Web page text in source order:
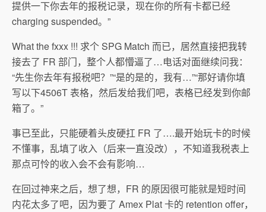
提供一下你去年的报税记录，现在你的所有卡都已经
charging suspended。”
What the fxxx !!! 求个 SPG Match 而已，居然直接把我转
接去了 FR 部门，整个人都懵逼了…电话对面继续问我：
“先生你去年有报税吧？”“是的是的，我有…”“那好请你填
写以下4506T 表格，然后发给我们吧，表格已经发到你邮
箱了。”
事已至此，只能硬着头皮硬扛 FR 了….最开始玩卡的时候
不懂事，乱填了收入（后来一直没改），不知道我税表上
那点可怜的收入会不会有影响…
在回过神来之后，想了想，FR 的原因很可能就是短时间
内花太多了吧，因为要了 Amex Plat 卡的 retention offer，